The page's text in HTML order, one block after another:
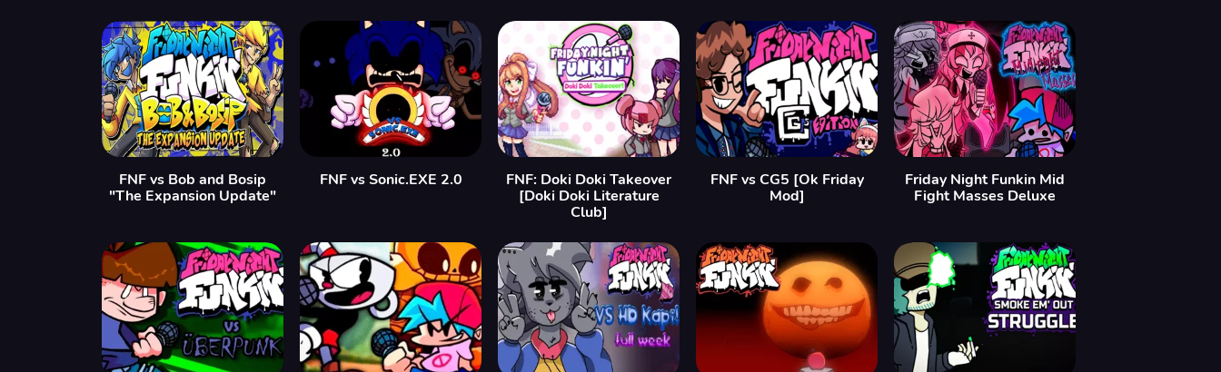
FNF vs Bob and Bosip
"The Expansion Update"
FNF vs Sonic.EXE 2.0
FNF: Doki Doki Takeover
[Doki Doki Literature
Club]
FNF vs CG5 [Ok Friday
Mod]
Friday Night Funkin Mid
Fight Masses Deluxe